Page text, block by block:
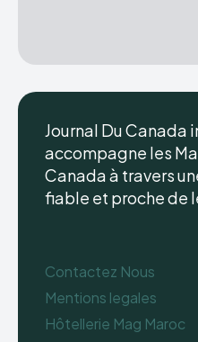
Journal Du Canada
accompagne les
Canada à travers
fiable et proche de
Contactez Nous
Mentions legales
Hôtellerie Mag Maroc